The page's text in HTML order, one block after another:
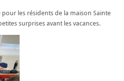
les résidents de la maison Sainte
surprises avant les vacances.